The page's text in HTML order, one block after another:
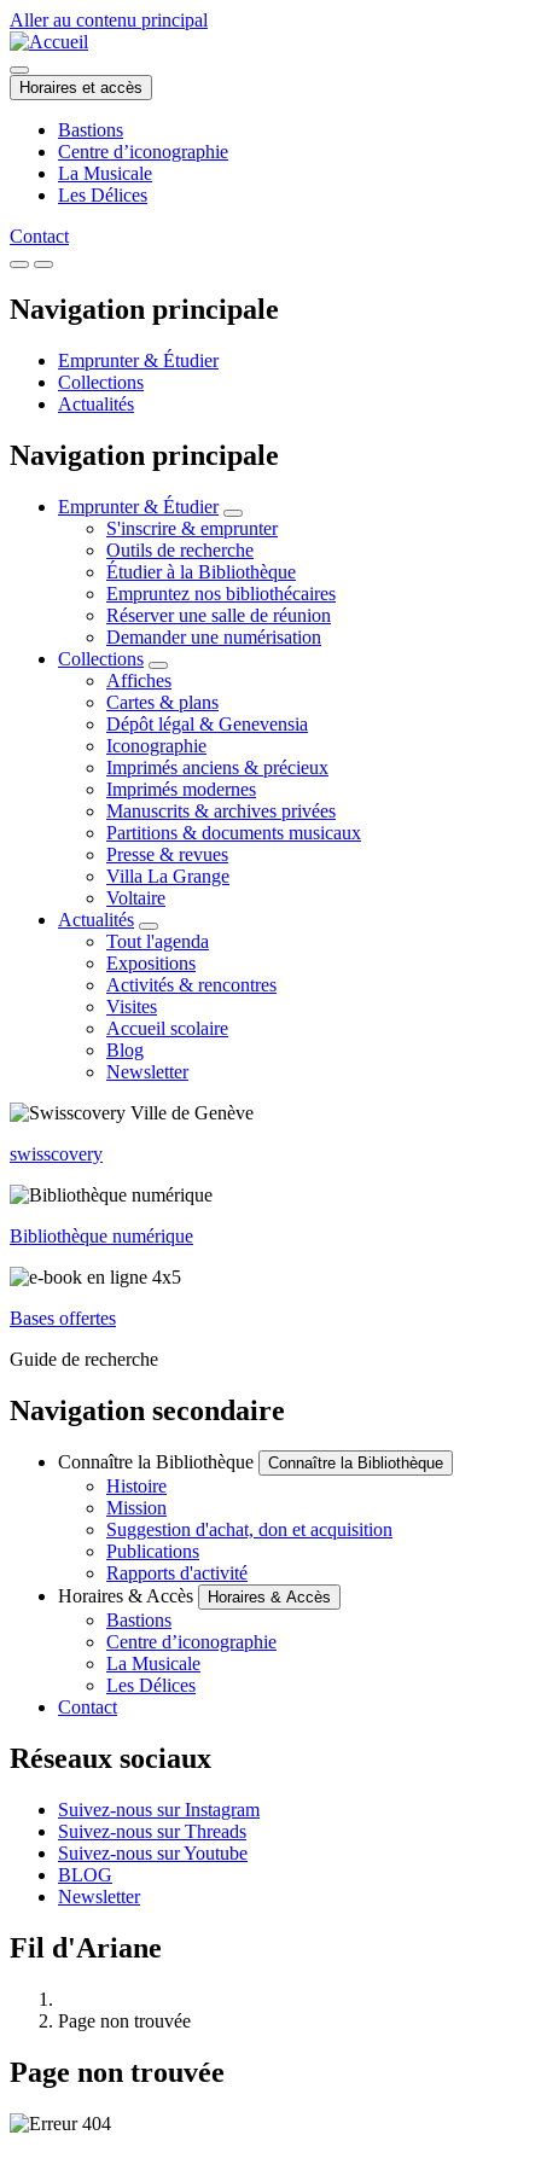
Aller au contenu principal
Horaires et accès
Bastions
Centre d’iconographie
La Musicale
Les Délices
Contact
Navigation principale
Emprunter & Étudier
Collections
Actualités
Navigation principale
Emprunter & Étudier
S'inscrire & emprunter
Outils de recherche
Étudier à la Bibliothèque
Empruntez nos bibliothécaires
Réserver une salle de réunion
Demander une numérisation
Collections
Affiches
Cartes & plans
Dépôt légal & Genevensia
Iconographie
Imprimés anciens & précieux
Imprimés modernes
Manuscrits & archives privées
Partitions & documents musicaux
Presse & revues
Villa La Grange
Voltaire
Actualités
Tout l'agenda
Expositions
Activités & rencontres
Visites
Accueil scolaire
Blog
Newsletter
swisscovery
Bibliothèque numérique
Bases offertes
Guide de recherche
Navigation secondaire
Connaître la Bibliothèque Connaître la Bibliothèque
Histoire
Mission
Suggestion d'achat, don et acquisition
Publications
Rapports d'activité
Horaires & Accès
Horaires & Accès
Bastions
Centre d’iconographie
La Musicale
Les Délices
Contact
Réseaux sociaux
Suivez-nous sur Instagram
Suivez-nous sur Threads
Suivez-nous sur Youtube
BLOG
Newsletter
Fil d'Ariane
Page non trouvée
Page non trouvée